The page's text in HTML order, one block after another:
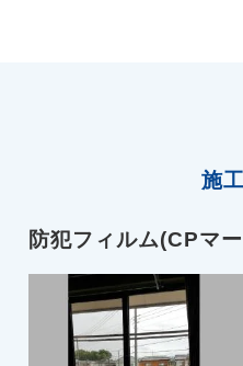
施
防犯フィルム(CPマ